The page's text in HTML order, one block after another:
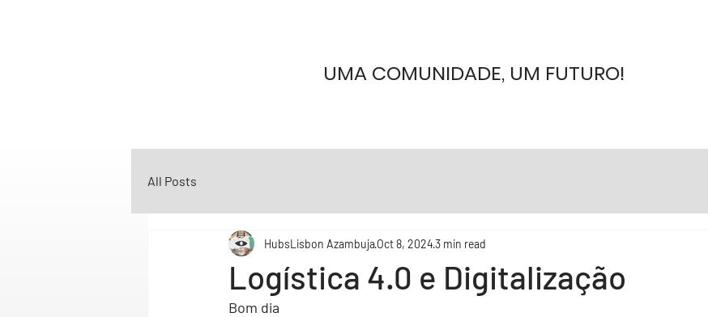
UMA COMUNIDADE, UM FUTURO!
All Posts
Logística 4.0 e Digitalização
HubsLisbon AzambujaOct 8, 20243 min read
Bom dia